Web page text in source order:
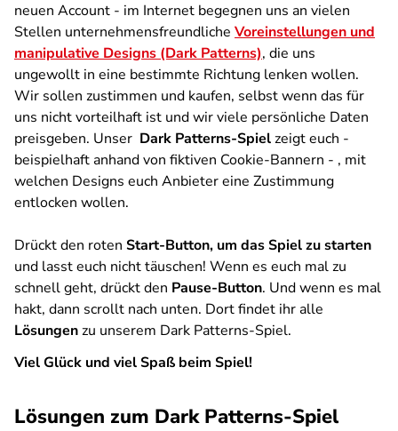
neuen Account - im Internet begegnen uns an vielen
Stellen unternehmensfreundliche Voreinstellungen und
manipulative Designs (Dark Patterns), die uns
ungewollt in eine bestimmte Richtung lenken wollen.
Wir sollen zustimmen und kaufen, selbst wenn das für
uns nicht vorteilhaft ist und wir viele persönliche Daten
preisgeben. Unser Dark Patterns-Spielzeigt euch -
beispielhaft anhand von fiktiven Cookie-Bannern - , mit
welchen Designs euch Anbieter eine Zustimmung
entlocken wollen.
Drückt den roten Start-Button, um das Spiel zu starten
und lasst euch nicht täuschen! Wenn es euch mal zu
schnell geht, drückt den Pause-Button. Und wenn es mal
hakt, dann scrollt nach unten. Dort findet ihr alle
Lösungenzu unserem Dark Patterns-Spiel.
Viel Glück und viel Spaß beim Spiel!
Lösungen zum Dark Patterns-Spiel